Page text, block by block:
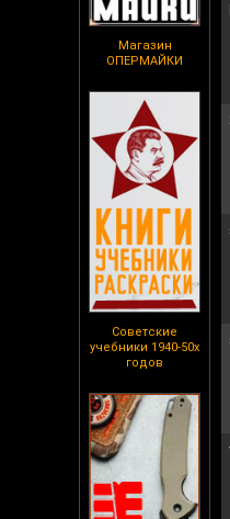
Магазин
ОПЕРМАЙКИ
Советские
учебники 1940-50х
годов